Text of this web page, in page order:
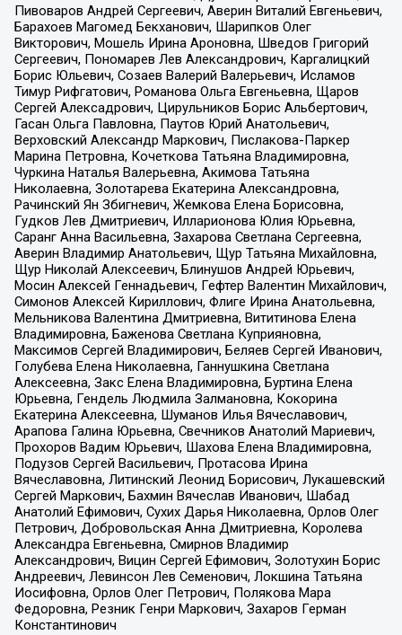
Пивоваров Андрей Сергеевич, Аверин Виталий Евгеньевич,
Барахоев Магомед Бекханович, Шарипков Олег
Викторович, Мошель Ирина Ароновна, Шведов Григорий
Сергеевич, Пономарев Лев Александрович, Каргалицкий
Борис Юльевич, Созаев Валерий Валерьевич, Исламов
Тимур Рифгатович, Романова Ольга Евгеньевна, Щаров
Сергей Алексадрович, Цирульников Борис Альбертович,
Гасан Ольга Павловна, Паутов Юрий Анатольевич,
Верховский Александр Маркович, Пислакова-Паркер
Марина Петровна, Кочеткова Татьяна Владимировна,
Чуркина Наталья Валерьевна, Акимова Татьяна
Николаевна, Золотарева Екатерина Александровна,
Рачинский Ян Збигневич, Жемкова Елена Борисовна,
Гудков Лев Дмитриевич, Илларионова Юлия Юрьевна,
Саранг Анна Васильевна, Захарова Светлана Сергеевна,
Аверин Владимир Анатольевич, Щур Татьяна Михайловна,
Щур Николай Алексеевич, Блинушов Андрей Юрьевич,
Мосин Алексей Геннадьевич, Гефтер Валентин Михайлович,
Симонов Алексей Кириллович, Флиге Ирина Анатольевна,
Мельникова Валентина Дмитриевна, Вититинова Елена
Владимировна, Баженова Светлана Куприяновна,
Максимов Сергей Владимирович, Беляев Сергей Иванович,
Голубева Елена Николаевна, Ганнушкина Светлана
Алексеевна, Закс Елена Владимировна, Буртина Елена
Юрьевна, Гендель Людмила Залмановна, Кокорина
Екатерина Алексеевна, Шуманов Илья Вячеславович,
Арапова Галина Юрьевна, Свечников Анатолий Мариевич,
Прохоров Вадим Юрьевич, Шахова Елена Владимировна,
Подузов Сергей Васильевич, Протасова Ирина
Вячеславовна, Литинский Леонид Борисович, Лукашевский
Сергей Маркович, Бахмин Вячеслав Иванович, Шабад
Анатолий Ефимович, Сухих Дарья Николаевна, Орлов Олег
Петрович, Добровольская Анна Дмитриевна, Королева
Александра Евгеньевна, Смирнов Владимир
Александрович, Вицин Сергей Ефимович, Золотухин Борис
Андреевич, Левинсон Лев Семенович, Локшина Татьяна
Иосифовна, Орлов Олег Петрович, Полякова Мара
Федоровна, Резник Генри Маркович, Захаров Герман
Константинович